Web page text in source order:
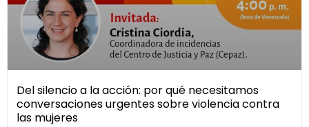
Del silencio a la acción: por qué necesitamos
conversaciones urgentes sobre violencia contra
las mujeres